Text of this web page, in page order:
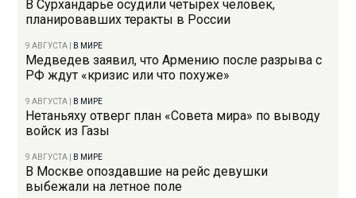
В Сурхандарье осудили четырех человек,
планировавших теракты в России
9 АВГУСТА В МИРЕ
Медведев заявил, что Армению после разрыва с
РФ ждут «кризис или что похуже»
9 АВГУСТА В МИРЕ
Нетаньяху отверг план «Совета мира» по выводу
войск из Газы
9 АВГУСТА В МИРЕ
В Москве опоздавшие на рейс девушки
выбежали на летное поле